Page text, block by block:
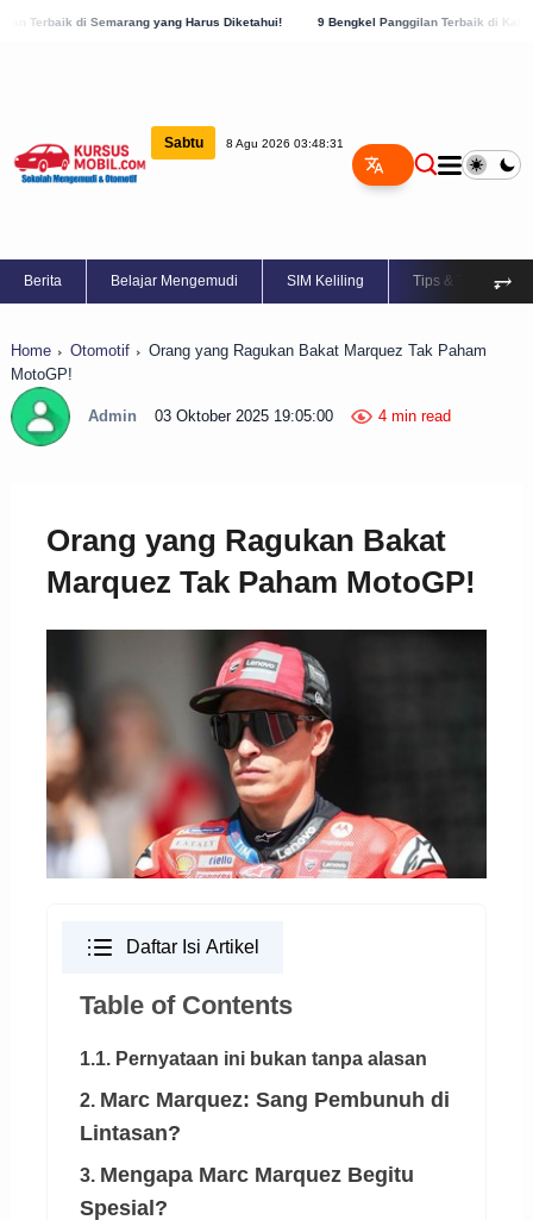
yang Harus Diketahui! 9 Bengkel Panggilan Terbaik di Kabupaten Semarang,
Sabtu 8 Agu 2026 03:48:31
Berita Belajar Mengemudi SIM Keliling Tips & Trik ⥅
Home Otomotif
Orang yang Ragukan Bakat Marquez Tak Paham
MotoGP!
Admin 03 Oktober 2025 19:05:00 4 min read
Orang yang Ragukan Bakat
Marquez Tak Paham MotoGP!
Daftar Isi Artikel
Table of Contents
1.1. Pernyataan ini bukan tanpa alasan
2. Marc Marquez: Sang Pembunuh di
Lintasan?
3. Mengapa Marc Marquez Begitu
Spesial?